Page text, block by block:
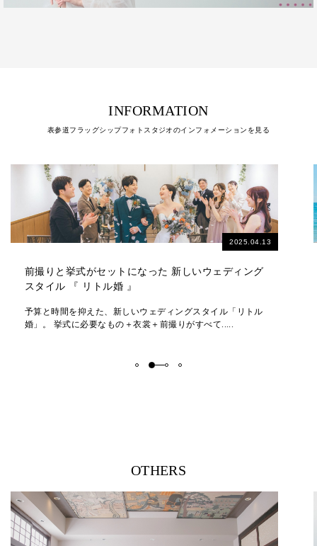
INFORMATION
表参道フラッグシップフォトスタジオのインフォメーションを見る
ビーチや海でフォトウェディングを楽しむための基
礎知識と人気のロケーション
ビーチや海でフォトウェディングを楽しむための基礎知識と
人気のロケーション ビーチや海.....
2025.07.24
OTHERS